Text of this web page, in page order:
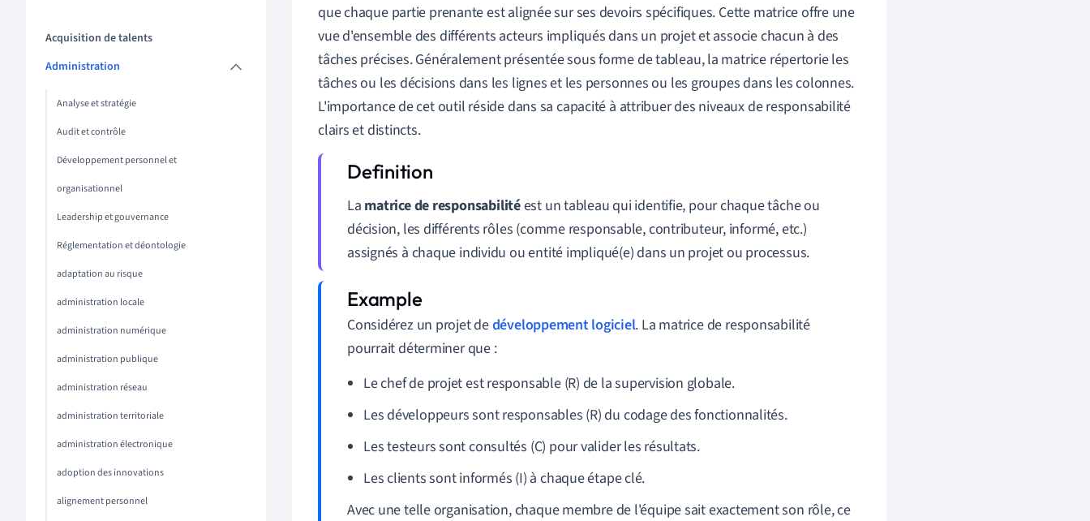
Acquisition de talents
Administration
Analyse et stratégie
Audit et contrôle
Développement personnel et
organisationnel
Leadership et gouvernance
Réglementation et déontologie
adaptation au risque
administration locale
administration numérique
administration publique
administration réseau
administration territoriale
administration électronique
adoption des innovations
alignement personnel
que chaque partie prenante est alignée sur ses devoirs spécifiques. Cette matrice offre une
vue d'ensemble des différents acteurs impliqués dans un projet et associe chacun à des
tâches précises. Généralement présentée sous forme de tableau, la matrice répertorie les
tâches ou les décisions dans les lignes et les personnes ou les groupes dans les colonnes.
L'importance de cet outil réside dans sa capacité à attribuer des niveaux de responsabilité
clairs et distincts.
La matrice de responsabilitéest un tableau qui identifie, pour chaque tâche ou
décision, les différents rôles (comme responsable, contributeur, informé, etc.)
assignés à chaque individu ou entité impliqué(e) dans un projet ou processus.
Considérez un projet dedéveloppement logiciel. La matrice de responsabilité
pourrait déterminer que :
Le chef de projet est responsable (R) de la supervision globale.
Les développeurs sont responsables (R) du codage des fonctionnalités.
Les testeurs sont consultés (C) pour valider les résultats.
Les clients sont informés (I) à chaque étape clé.
Avec une telle organisation, chaque membre de l'équipe sait exactement son rôle, ce